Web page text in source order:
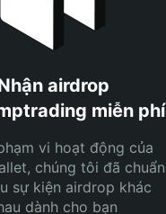
airdrop
miễn phí
vi hoạt động của
chúng tôi đã chuẩn
sự kiện airdrop khác
dành cho bạn